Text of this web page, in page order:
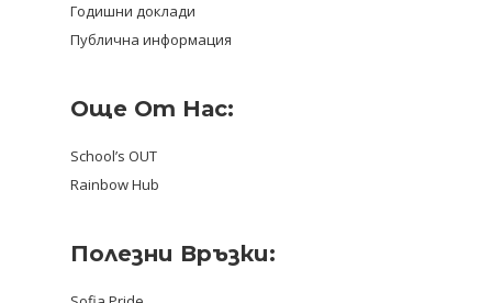
Годишни доклади
Публична информация
Още От Нас:
School’s OUT
Rainbow Hub
Полезни Връзки: